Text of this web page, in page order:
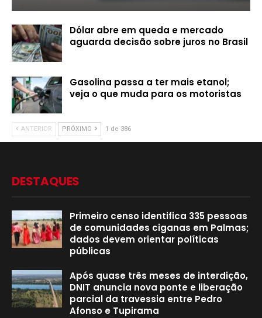
Dólar abre em queda e mercado
aguarda decisão sobre juros no Brasil
Gasolina passa a ter mais etanol;
veja o que muda para os motoristas
ANTERIOR PRÓXIMO 1 de 386
DESTAQUES
Primeiro censo identifica 335 pessoas
de comunidades ciganas em Palmas;
dados devem orientar políticas
públicas
Após quase três meses de interdição,
DNIT anuncia nova ponte e liberação
parcial da travessia entre Pedro
Afonso e Tupirama